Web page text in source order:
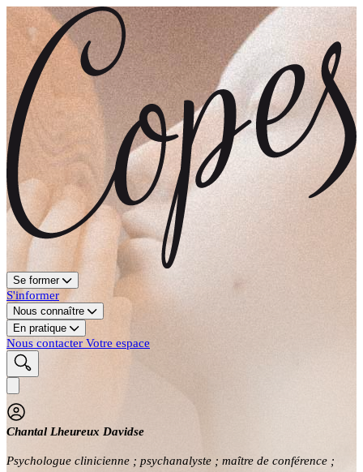
Se former
S'informer
Nous connaître
En pratique
Nous contacter Votre espace
Chantal Lheureux Davidse
Psychologue clinicienne ; psychanalyste ; maître de conférence ;